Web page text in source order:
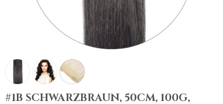
#1B SCHWARZBRAUN, 50CM, 100G,